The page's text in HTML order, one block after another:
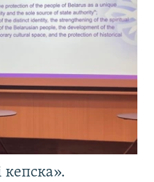
кепска».